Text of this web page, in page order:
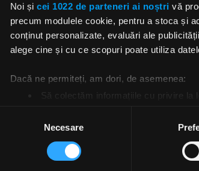
Noi și cei 1022 de parteneri ai noștri vă
precum modulele cookie, pentru a stoca și
conținut personalizate, evaluări ale
alege cine și cu ce scopuri poate utiliza
Dacă ne permiteți, am dori, de asemenea:
Să colectăm informațiile cu privire la
Găsiți mai multe informații despre
Vă puteți modifica sau retrage oricând
consimțământului
Necesare